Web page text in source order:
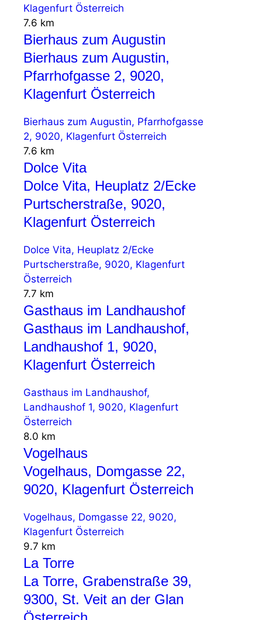
Klagenfurt Österreich
7.6 km
Bierhaus zum Augustin
Bierhaus zum Augustin,
Pfarrhofgasse 2, 9020,
Klagenfurt Österreich
Bierhaus zum Augustin, Pfarrhofgasse
2, 9020, Klagenfurt Österreich
7.6 km
Dolce Vita
Dolce Vita, Heuplatz 2/Ecke
Purtscherstraße, 9020,
Klagenfurt Österreich
Dolce Vita, Heuplatz 2/Ecke
Purtscherstraße, 9020, Klagenfurt
Österreich
7.7 km
Gasthaus im Landhaushof
Gasthaus im Landhaushof,
Landhaushof 1, 9020,
Klagenfurt Österreich
Gasthaus im Landhaushof,
Landhaushof 1, 9020, Klagenfurt
Österreich
8.0 km
Vogelhaus
Vogelhaus, Domgasse 22,
9020, Klagenfurt Österreich
Vogelhaus, Domgasse 22, 9020,
Klagenfurt Österreich
9.7 km
La Torre
La Torre, Grabenstraße 39,
9300, St. Veit an der Glan